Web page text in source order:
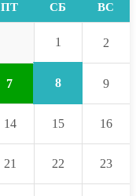
ПТ СБ ВС
1 2
7 8 9
14 15 16
21 22 23